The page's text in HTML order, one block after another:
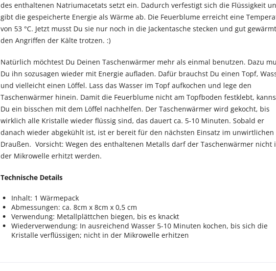
des enthaltenen Natriumacetats setzt ein. Dadurch verfestigt sich die Flüssigkeit
gibt die gespeicherte Energie als Wärme ab. Die Feuerblume erreicht eine
von 53 °C. Jetzt musst Du sie nur noch in die Jackentasche stecken und gut gewärmt
den Angriffen der Kälte trotzen. :)
Natürlich möchtest Du Deinen Taschenwärmer mehr als einmal benutzen. Dazu
Du ihn sozusagen wieder mit Energie aufladen. Dafür brauchst Du einen Topf,
und vielleicht einen Löffel. Lass das Wasser im Topf aufkochen und lege den
Taschenwärmer hinein. Damit die Feuerblume nicht am Topfboden festklebt,
Du ein bisschen mit dem Löffel nachhelfen. Der Taschenwärmer wird gekocht, bis
wirklich alle Kristalle wieder flüssig sind, das dauert ca. 5-10 Minuten. Sobald er
danach wieder abgekühlt ist, ist er bereit für den nächsten Einsatz im unwirtlichen
Draußen. Vorsicht: Wegen des enthaltenen Metalls darf der Taschenwärmer nicht
der Mikrowelle erhitzt werden.
Technische Details
Inhalt: 1 Wärmepack
Abmessungen: ca. 8cm x 8cm x 0,5 cm
Verwendung: Metallplättchen biegen, bis es knackt
Wiederverwendung: In ausreichend Wasser 5-10 Minuten kochen, bis sich die
Kristalle verflüssigen; nicht in der Mikrowelle erhitzen